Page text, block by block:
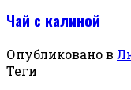
Чай с калиной
Опубликовано в
Теги